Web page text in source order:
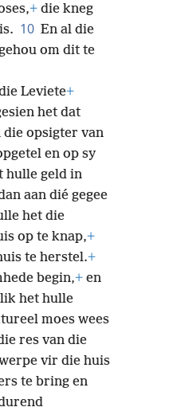
+ die kneg
10 En al die
om dit te
Leviete+
het dat
die opsigter van
en op sy
hulle geld in
aan dié gegee
het die
op te knap,+
te herstel.+
begin,+ en
het hulle
moes wees
res van die
vir die huis
te bring en